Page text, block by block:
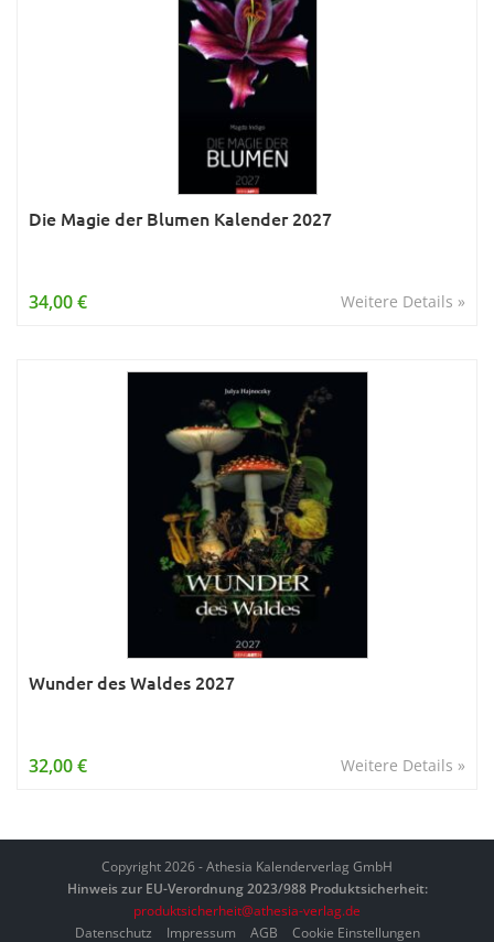
Die Magie der Blumen Kalender 2027
Weitere Details »
34,00 €
Wunder des Waldes 2027
Weitere Details »
32,00 €
Copyright 2026 - Athesia Kalenderverlag GmbH
Hinweis zur EU-Verordnung 2023/988 Produktsicherheit:
produktsicherheit@athesia-verlag.de
Datenschutz
Impressum AGB Cookie Einstellungen